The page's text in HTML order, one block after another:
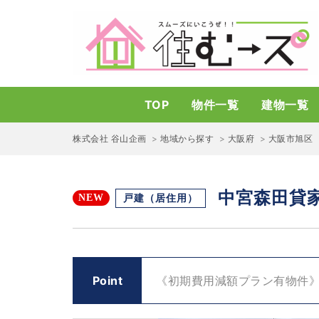
TOP 物件一覧 建物一覧
株式会社 谷山企画 > 地域から探す > 大阪府 > 大阪市旭区
戸建 （居住用） 中宮森田貸
Point 《初期費用減額プラン有物件